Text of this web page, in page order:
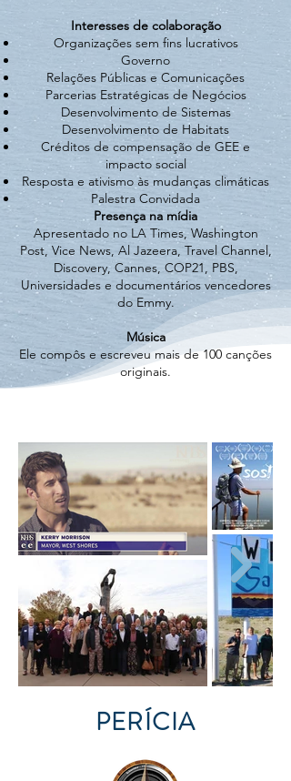
Interesses de colaboração
Organizações sem fins lucrativos
Governo
Relações Públicas e Comunicações
Parcerias Estratégicas de Negócios
Desenvolvimento de Sistemas
Desenvolvimento de Habitats
Créditos de compensação de GEE e
impacto social
Resposta e ativismo às mudanças climáticas
Palestra Convidada
Presença na mídia
Apresentado no LA Times, Washington
Post, Vice News, Al Jazeera, Travel Channel,
Discovery, Cannes, COP21, PBS,
Universidades e documentários vencedores
do Emmy.
Música
Ele compôs e escreveu mais de 100 canções
originais.
PERÍCIA